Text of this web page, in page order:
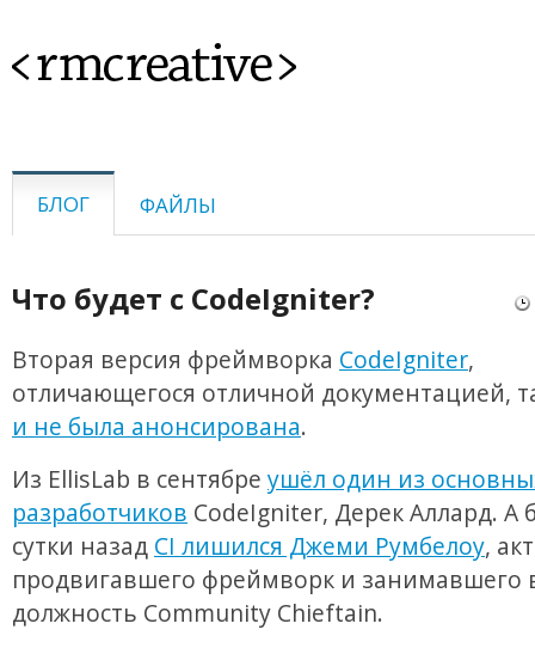
<rmcreative>
БЛОГ ФАЙЛЫ
Что будет с CodeIgniter?
Вторая версия фреймворка CodeIgniter,
отличающегося отличной документацией,
и не была анонсирована.
Из EllisLab в сентябре ушёл один из
разработчиков CodeIgniter, Дерек Аллард. А
сутки назад CI лишился Джеми Румбелоу,
продвигавшего фреймворк и занимавшего
должность Community Chieftain.